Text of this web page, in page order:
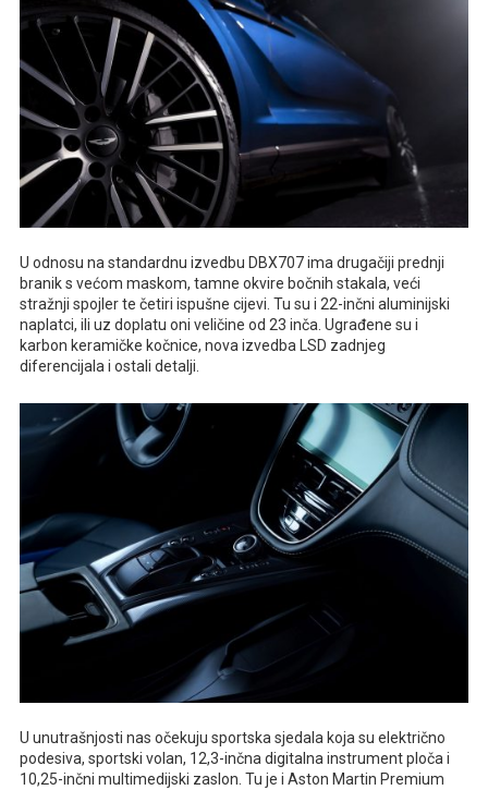
U odnosu na standardnu izvedbu DBX707 ima drugačiji prednji
branik s većom maskom, tamne okvire bočnih stakala, veći
stražnji spojler te četiri ispušne cijevi. Tu su i 22-inčni aluminijski
naplatci, ili uz doplatu oni veličine od 23 inča. Ugrađene su i
karbon keramičke kočnice, nova izvedba LSD zadnjeg
diferencijala i ostali detalji.
U unutrašnjosti nas očekuju sportska sjedala koja su električno
podesiva, sportski volan, 12,3-inčna digitalna instrument ploča i
10,25-inčni multimedijski zaslon. Tu je i Aston Martin Premium